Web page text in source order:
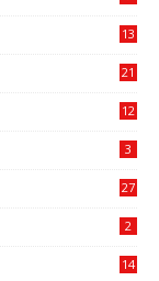
13
21
12
3
27
2
14